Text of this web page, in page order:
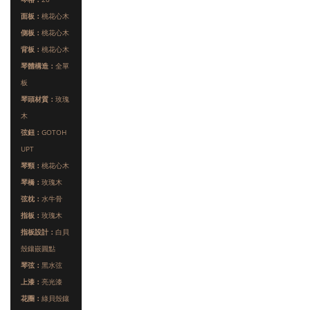
面板： 桃花心木
側板： 桃花心木
背板： 桃花心木
琴體構造： 全單
板
琴頭材質： 玫瑰
木
弦鈕： GOTOH
UPT
琴頸： 桃花心木
琴橋： 玫瑰木
弦枕： 水牛骨
指板： 玫瑰木
指板設計： 白貝
殼鑲嵌圓點
琴弦： 黑水弦
上漆： 亮光漆
花圈： 綠貝殼鑲